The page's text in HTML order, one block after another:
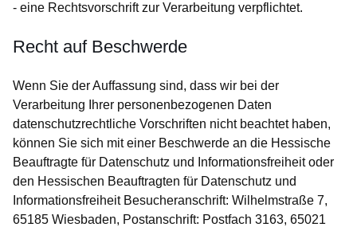
- eine Rechtsvorschrift zur Verarbeitung verpflichtet.
Recht auf Beschwerde
Wenn Sie der Auffassung sind, dass wir bei der
Verarbeitung Ihrer personenbezogenen Daten
datenschutzrechtliche Vorschriften nicht beachtet haben,
können Sie sich mit einer Beschwerde an die Hessische
Beauftragte für Datenschutz und Informationsfreiheit oder
den Hessischen Beauftragten für Datenschutz und
Informationsfreiheit Besucheranschrift: Wilhelmstraße 7,
65185 Wiesbaden, Postanschrift: Postfach 3163, 65021